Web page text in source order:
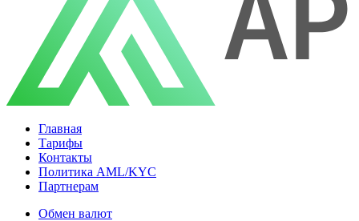
Главная
Тарифы
Контакты
Политика AML/KYC
Партнерам
Обмен валют